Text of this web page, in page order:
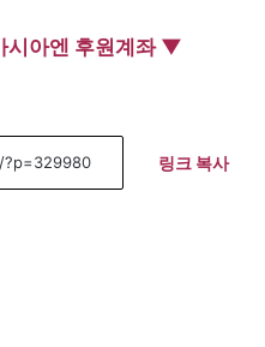
아엔 후원계좌 ▼
링크 복사